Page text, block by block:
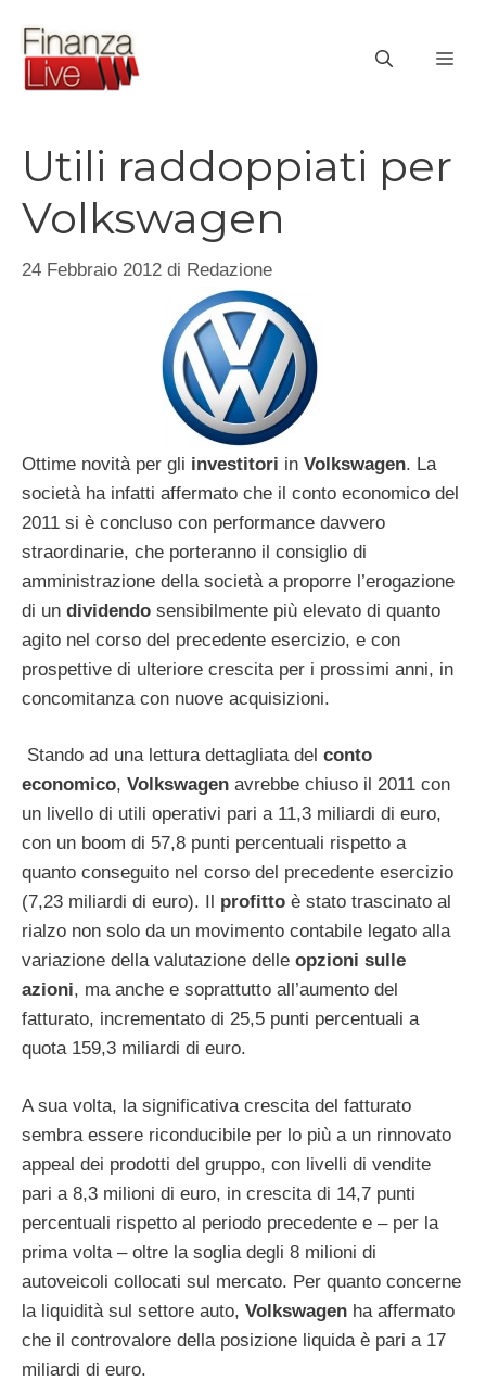
contenuto
Utili raddoppiati per
Volkswagen
24 Febbraio 2012 di Redazione
Ottime novità per gli investitori in Volkswagen. La
società ha infatti affermato che il conto economico del
2011 si è concluso con performance davvero
straordinarie, che porteranno il consiglio di
amministrazione della società a proporre l’erogazione
di un dividendo sensibilmente più elevato di quanto
agito nel corso del precedente esercizio, e con
prospettive di ulteriore crescita per i prossimi anni, in
concomitanza con nuove acquisizioni.
Stando ad una lettura dettagliata del conto
economico, Volkswagen avrebbe chiuso il 2011 con
un livello di utili operativi pari a 11,3 miliardi di euro,
con un boom di 57,8 punti percentuali rispetto a
quanto conseguito nel corso del precedente esercizio
(7,23 miliardi di euro). Il profitto è stato trascinato al
rialzo non solo da un movimento contabile legato alla
variazione della valutazione delle opzioni sulle
azioni, ma anche e soprattutto all’aumento del
fatturato, incrementato di 25,5 punti percentuali a
quota 159,3 miliardi di euro.
A sua volta, la significativa crescita del fatturato
sembra essere riconducibile per lo più a un rinnovato
appeal dei prodotti del gruppo, con livelli di vendite
pari a 8,3 milioni di euro, in crescita di 14,7 punti
percentuali rispetto al periodo precedente e – per la
prima volta – oltre la soglia degli 8 milioni di
autoveicoli collocati sul mercato. Per quanto concerne
la liquidità sul settore auto, Volkswagen ha affermato
che il controvalore della posizione liquida è pari a 17
miliardi di euro.